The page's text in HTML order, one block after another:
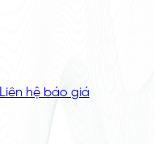
Liên hệ báo giá